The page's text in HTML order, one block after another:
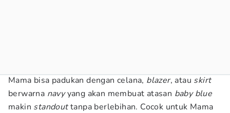
Mama bisa padukan dengan celana, blazer, atau skirt
berwarna navyyang akan membuat atasan baby blue
makin standouttanpa berlebihan. Cocok untuk Mama